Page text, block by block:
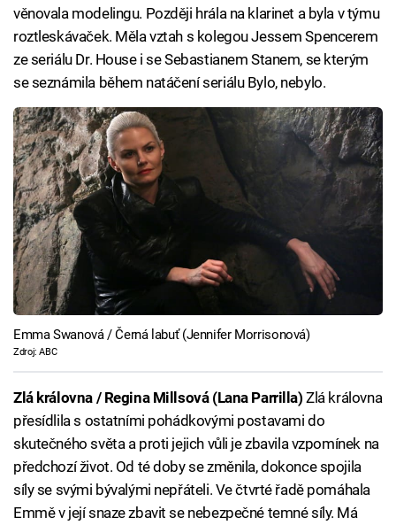
věnovala modelingu. Později hrála na klarinet a byla v týmu
roztleskávaček. Měla vztah s kolegou Jessem Spencerem
ze seriálu Dr. House i se Sebastianem Stanem, se kterým
se seznámila během natáčení seriálu Bylo, nebylo.
Emma Swanová / Černá labuť (Jennifer Morrisonová)
Zdroj: ABC
Zlá královna / Regina Millsová (Lana Parrilla) Zlá královna
přesídlila s ostatními pohádkovými postavami do
skutečného světa a proti jejich vůli je zbavila vzpomínek na
předchozí život. Od té doby se změnila, dokonce spojila
síly se svými bývalými nepřáteli. Ve čtvrté řadě pomáhala
Emmě v její snaze zbavit se nebezpečné temné síly. Má